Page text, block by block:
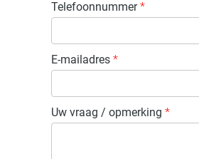
Telefoonnummer*
E-mailadres *
Uw vraag / opmerking *